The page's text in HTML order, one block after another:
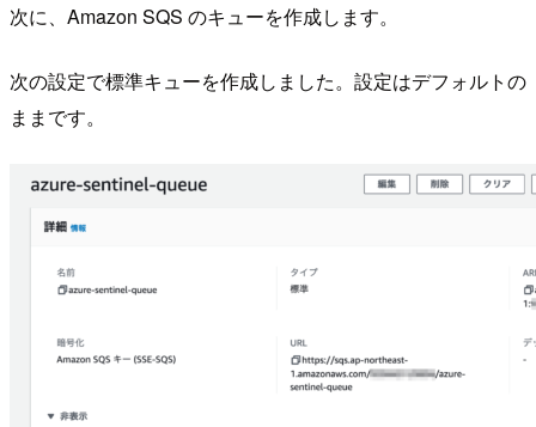
次に、Amazon SQS のキューを作成します。
次の設定で標準キューを作成しました。設定はデフォルトの
ままです。